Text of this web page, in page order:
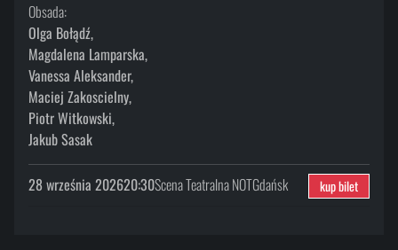
Obsada:
Olga Bołądź,
Magdalena Lamparska,
Vanessa Aleksander,
Maciej Zakoscielny,
Piotr Witkowski,
Jakub Sasak
28 września 202620:30Scena Teatralna NOTGdańsk kup bilet